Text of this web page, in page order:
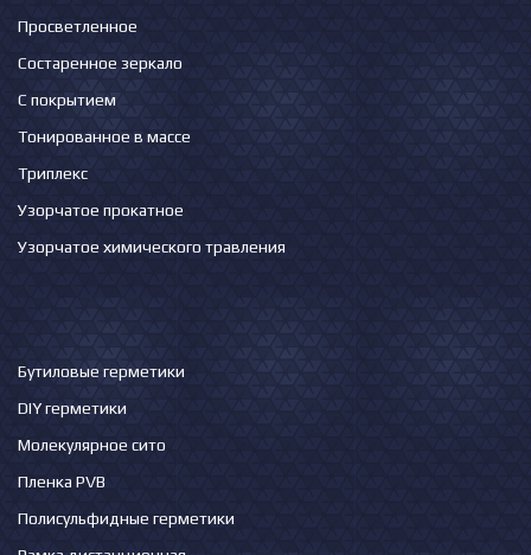
Просветленное
Состаренное зеркало
С покрытием
Тонированное в массе
Триплекс
Узорчатое прокатное
Узорчатое химического травления
Бутиловые герметики
DIY герметики
Молекулярное сито
Пленка PVB
Полисульфидные герметики